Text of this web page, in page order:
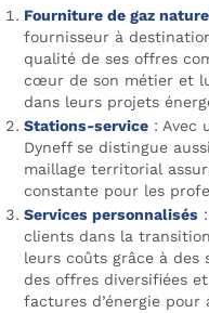
Fourniture de gaz
fournisseur à
qualité de ses offres
cœur de son métier et
dans leurs projets
Stations-service : Avec
Dyneff se distingue
maillage territorial
constante pour les
Services personnalisés
clients dans la
leurs coûts grâce à des
des offres diversifiées
factures d’énergie